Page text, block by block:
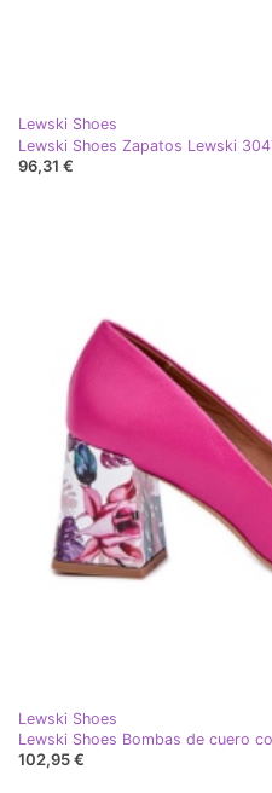
Lewski Shoes
Lewski Shoes Zapatos Lewski
96,31 €
Lewski Shoes
102,95 €